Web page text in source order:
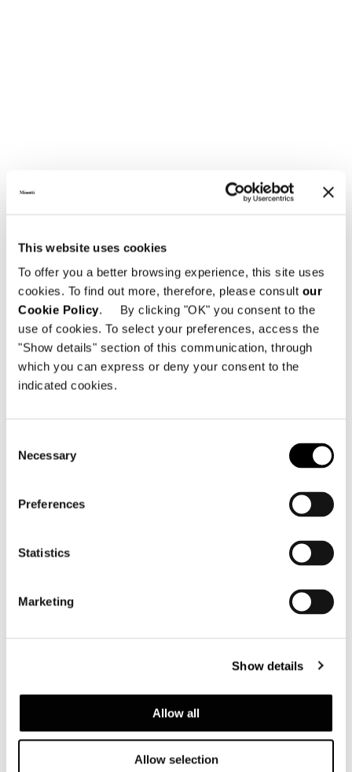
This website uses cookies
To offer you a better browsing experience, this site uses
cookies. To find out more, therefore, please consult our
Cookie Policy. By clicking "OK" you consent to the
use of cookies. To select your preferences, access the
"Show details" section of this communication, through
which you can express or deny your consent to the
indicated cookies.
Selection
Necessary
Preferences
Statistics
Marketing
Show details
Allow all
Allow selection
ARMCHAIR WITH ARMREST 92X91XH70 CM
ARMCHAIR WITHOUT ARMRESTS 80X91XH70 CM